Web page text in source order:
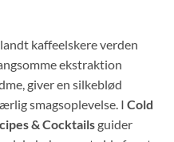
kaffeelskere verden
ekstraktion
giver en silkeblød
smagsoplevelse. I Cold
& Cocktailsguider